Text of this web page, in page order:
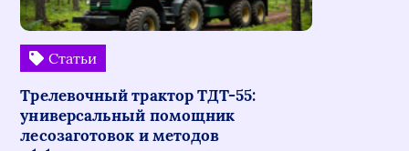
Статьи
Трелевочный трактор ТДТ-55:
универсальный помощник
лесозаготовок и методов